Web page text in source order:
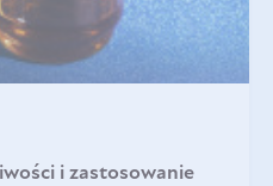
i zastosowanie